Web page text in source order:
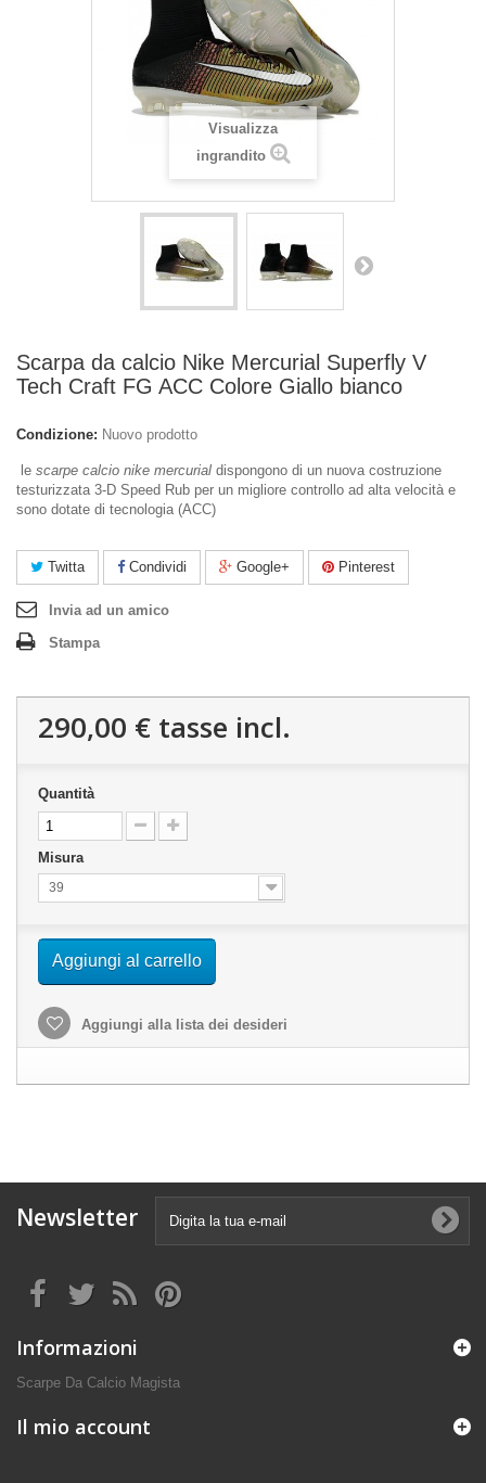
Visualizza
ingrandito
Scarpa da calcio Nike Mercurial Superfly V
Tech Craft FG ACC Colore Giallo bianco
Condizione: Nuovo prodotto
le scarpe calcio nike mercurial dispongono di un nuova costruzione
testurizzata 3-D Speed Rub per un migliore controllo ad alta velocità e
sono dotate di tecnologia (ACC)
Twitta Condividi Google+ Pinterest
Invia ad un amico
Stampa
290,00 € tasse incl.
Quantità
Misura
39
Aggiungi al carrello
Aggiungi alla lista dei desideri
Newsletter
Informazioni
Scarpe Da Calcio Magista
Il mio account